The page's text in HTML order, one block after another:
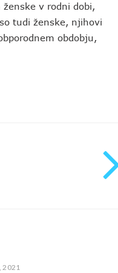
v rodni dobi,
tudi ženske, njihovi
obdobju,
2021